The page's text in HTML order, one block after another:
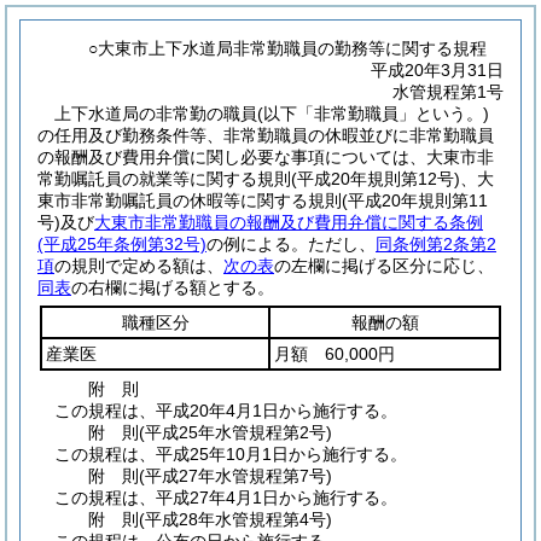
○大東市上下水道局非常勤職員の勤務等に関する規程
平成20年3月31日
水管規程第1号
上下水道局の非常勤の職員(以下「非常勤職員」という。)
の任用及び勤務条件等、非常勤職員の休暇並びに非常勤職員
の報酬及び費用弁償に関し必要な事項については、大東市非
常勤嘱託員の就業等に関する規則 (平成20年規則第12号) 、大
東市非常勤嘱託員の休暇等に関する規則 (平成20年規則第11
号)及び大東市非常勤職員の報酬及び費用弁償に関する条例
(平成25年条例第32号)の例による。 ただし、 同条例第2条第2
項の規則で定める額は、 次の表の左欄に掲げる区分に応じ、
同表の右欄に掲げる額とする。
職種区分
報酬の額
産業医
月額 60,000円
附 則
この規程は、平成20年4月1日から施行する。
附 則(平成25年水管規程第2号)
この規程は、平成25年10月1日から施行する。
附 則(平成27年水管規程第7号)
この規程は、平成27年4月1日から施行する。
附 則(平成28年水管規程第4号)